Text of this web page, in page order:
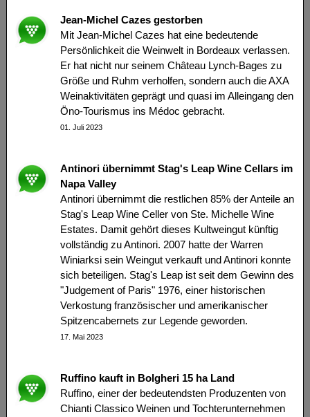
Jean-Michel Cazes gestorben
Mit Jean-Michel Cazes hat eine bedeutende
Persönlichkeit die Weinwelt in Bordeaux verlassen.
Er hat nicht nur seinem Château Lynch-Bages zu
Größe und Ruhm verholfen, sondern auch die AXA
Weinaktivitäten geprägt und quasi im Alleingang den
Öno-Tourismus ins Médoc gebracht.
01. Juli 2023
Antinori übernimmt Stag's Leap Wine Cellars im
Napa Valley
Antinori übernimmt die restlichen 85% der Anteile an
Stag's Leap Wine Celler von Ste. Michelle Wine
Estates. Damit gehört dieses Kultweingut künftig
vollständig zu Antinori. 2007 hatte der Warren
Winiarksi sein Weingut verkauft und Antinori konnte
sich beteiligen. Stag's Leap ist seit dem Gewinn des
"Judgement of Paris" 1976, einer historischen
Verkostung französischer und amerikanischer
Spitzencabernets zur Legende geworden.
17. Mai 2023
Ruffino kauft in Bolgheri 15 ha Land
Ruffino, einer der bedeutendsten Produzenten von
Chianti Classico Weinen und Tochterunternehmen